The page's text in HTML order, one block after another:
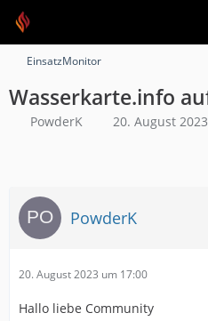
EinsatzMonitor
Wasserkarte.info
PowderK 20. August
PowderK
20. August 2023 um 17:00
Hallo liebe Community